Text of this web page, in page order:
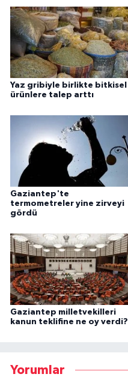
Yaz gribiyle birlikte bitkisel
ürünlere talep arttı
Gaziantep'te
termometreler yine zirveyi
gördü
Gaziantep milletvekilleri
kanun teklifine ne oy verdi?
Yorumlar